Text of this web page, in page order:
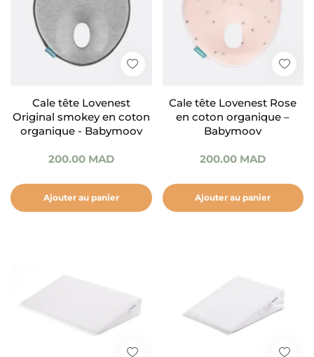
Cale tête Lovenest
Original smokey en coton
organique - Babymoov
200.00 MAD
Ajouter au panier
Cale tête Lovenest Rose
en coton organique –
Babymoov
200.00 MAD
Ajouter au panier